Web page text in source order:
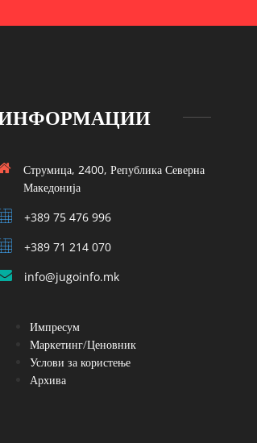
Струмица, 2400, Република Северна
Македонија
+389 75 476 996
+389 71 214 070
info@jugoinfo.mk
Импресум
Маркетинг/Ценовник
Услови за користење
Архива